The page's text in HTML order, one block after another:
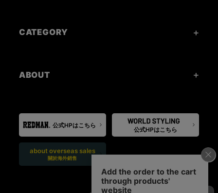
CATEGORY
ABOUT
公式HPはこちら
公式HPはこちら
about overseas sales
關於海外銷售